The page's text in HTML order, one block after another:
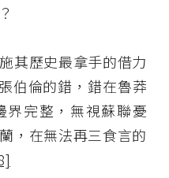
其歷史最拿手的借力
張伯倫的錯，錯在魯莽
界完整，無視蘇聯憂
，在無法再三食言的